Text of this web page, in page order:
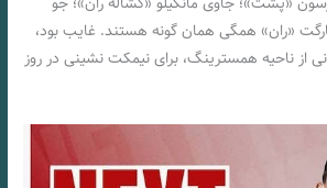
«ران» همگی همان‌ گونه هستند. غایب بود،
از ناحیه همسترینگ، برای نیمکت نشینی در روز